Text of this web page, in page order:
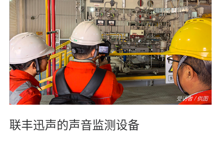
联丰迅声的声音监测设备